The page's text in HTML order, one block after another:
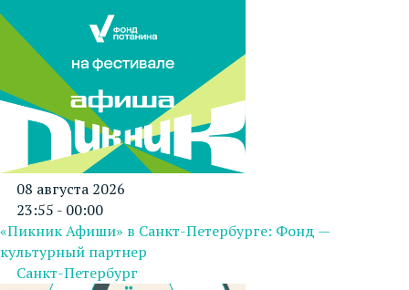
08 августа 2026
23:55 - 00:00
«Пикник Афиши» в Санкт-Петербурге: Фонд —
культурный партнер
Санкт-Петербург